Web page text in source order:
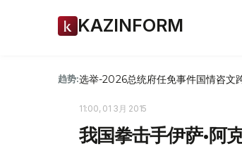
KAZINFORM
趋势:选举-2026总统府任免事件国情咨文
11:00, 01 3月 2015
我国拳击手伊萨•阿